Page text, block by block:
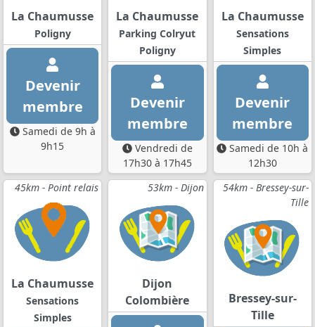
La Chaumusse
Poligny
Devenir
membre
Samedi de 9h à
9h15
La Chaumusse
Parking Colryut
Poligny
Devenir
membre
Vendredi de
17h30 à 17h45
La Chaumusse
Sensations
Simples
Devenir
membre
Samedi de 10h à
12h30
45km - Point relais
La Chaumusse
Sensations
Simples
53km - Dijon
Dijon
Colombière
54km - Bressey-sur-
Tille
Bressey-sur-
Tille